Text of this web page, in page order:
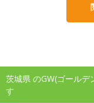
茨城県 のGW(ゴール
す